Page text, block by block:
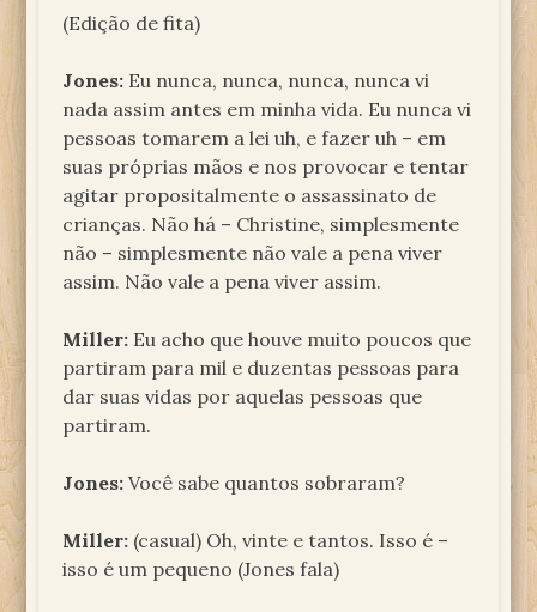
(Edição de fita)
Jones: Eu nunca, nunca, nunca, nunca vi
nada assim antes em minha vida. Eu nunca vi
pessoas tomarem a lei uh, e fazer uh – em
suas próprias mãos e nos provocar e tentar
agitar propositalmente o assassinato de
crianças. Não há – Christine, simplesmente
não – simplesmente não vale a pena viver
assim. Não vale a pena viver assim.
Miller: Eu acho que houve muito poucos que
partiram para mil e duzentas pessoas para
dar suas vidas por aquelas pessoas que
partiram.
Jones: Você sabe quantos sobraram?
Miller: (casual) Oh, vinte e tantos. Isso é –
isso é um pequeno (Jones fala)